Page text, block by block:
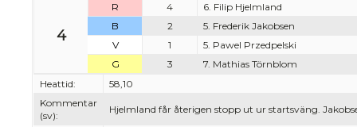
4
R 4
6. Filip Hjelmland
B
2
5. Frederik Jakobsen
V
1
5. Pawel Przedpelski
G
3
7. Mathias Törnblom
Heattid:
58,10
Kommentar
(sv):
Hjelmland får återigen stopp ut ur startsväng.